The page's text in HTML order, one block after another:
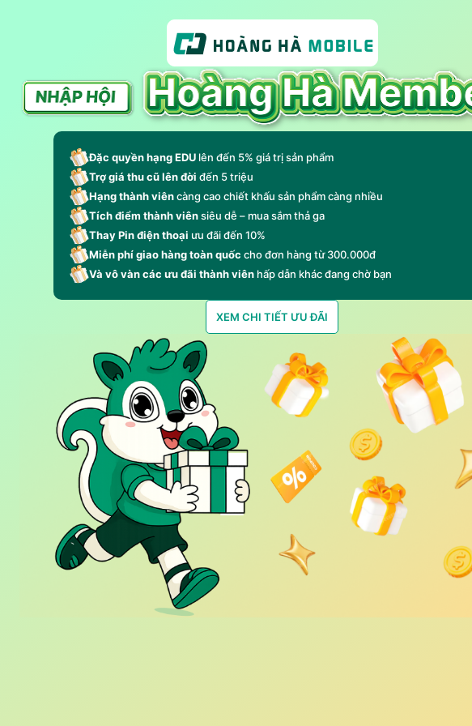
Đặc quyền hạng EDU lên đến 5% giá trị sản phẩm
Trợ giá thu cũ lên đời đến 5 triệu
Hạng thành viêncàng cao chiết khấu sản phẩm càng nhiều
Tích điểm thành viênsiêu dễ – mua sắm thả ga
Thay Pin điện thoại ưu đãi đến 10%
Miễn phí giao hàng toàn quốccho đơn hàng từ 300.000đ
Và vô vàn các ưu đãi thành viên hấp dẫn khác đang chờ bạn
XEM CHI TIẾT ƯU ĐÃI